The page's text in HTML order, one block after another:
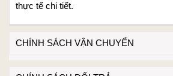
thực tế chi tiết.
CHÍNH SÁCH VẬN CHUYỂN